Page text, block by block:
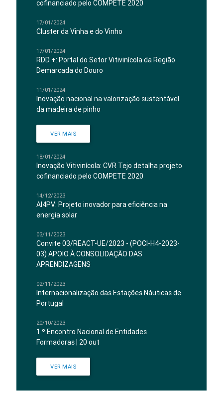
cofinanciado pelo COMPETE 2020
17/01/2024
Cluster da Vinha e do Vinho
17/01/2024
RDD +: Portal do Setor Vitivinícola da Região
Demarcada do Douro
11/01/2024
Inovação nacional na valorização sustentável
da madeira de pinho
VER MAIS
18/01/2024
Inovação Vitivinícola: CVR Tejo detalha projeto
cofinanciado pelo COMPETE 2020
14/12/2023
AI4PV: Projeto inovador para eficiência na
energia solar
03/11/2023
Convite 03/REACT-UE/2023 - (POCI-H4-2023-
03) APOIO À CONSOLIDAÇÃO DAS
APRENDIZAGENS
02/11/2023
Internacionalização das Estações Náuticas de
Portugal
20/10/2023
1.º Encontro Nacional de Entidades
Formadoras | 20 out
VER MAIS